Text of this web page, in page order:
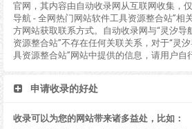
官网，其内容由自动收录网从互联网收集，
导航 - 全网热门网站软件工具资源整合站”相
方网站获取联系方式。自动收录网与“灵汐导
资源整合站”不存在任何关联关系，对于“灵
具资源整合站”网站中提供的信息，请用户自
申请收录的好处
收录可以为您的网站带来诸多益处，比如：